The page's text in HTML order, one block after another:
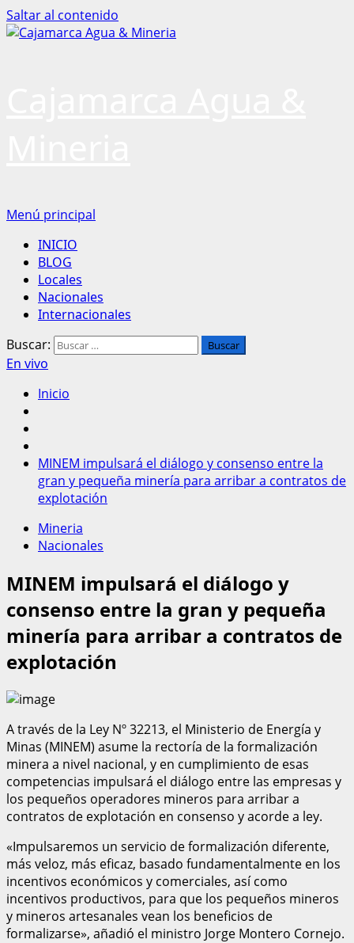
Saltar al contenido
Menú principal
INICIO
BLOG
Locales
Nacionales
Internacionales
Buscar:
En vivo
Inicio
MINEM impulsará el diálogo y consenso entre la
gran y pequeña minería para arribar a contratos de
explotación
Mineria
Nacionales
MINEM impulsará el diálogo y
consenso entre la gran y pequeña
minería para arribar a contratos de
explotación
A través de la Ley Nº 32213, el Ministerio de Energía y
Minas (MINEM) asume la rectoría de la formalización
minera a nivel nacional, y en cumplimiento de esas
competencias impulsará el diálogo entre las empresas y
los pequeños operadores mineros para arribar a
contratos de explotación en consenso y acorde a ley.
«Impulsaremos un servicio de formalización diferente,
más veloz, más eficaz, basado fundamentalmente en los
incentivos económicos y comerciales, así como
incentivos productivos, para que los pequeños mineros
y mineros artesanales vean los beneficios de
formalizarse», añadió el ministro Jorge Montero Cornejo.